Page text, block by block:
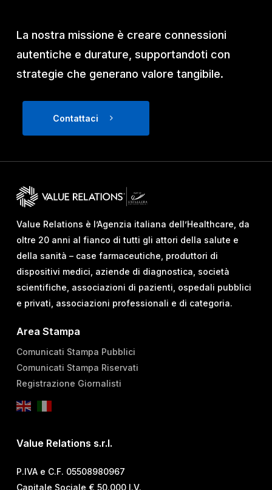
La nostra missione è creare connessioni
autentiche e durature, supportandoti con
strategie che generano valore tangibile.
Contattaci
Value Relations è l’Agenzia italiana dell’Healthcare, da
oltre 20 anni al fianco di tutti gli attori della salute e
della sanità – case farmaceutiche, produttori di
dispositivi medici, aziende di diagnostica, società
scientifiche, associazioni di pazienti, ospedali pubblici
e privati, associazioni professionali e di categoria.
Area Stampa
Comunicati Stampa Pubblici
Comunicati Stampa Riservati
Registrazione Giornalisti
Value Relations s.r.l.
P.IVA e C.F. 05508980967
Capitale Sociale € 50.000 I.V.